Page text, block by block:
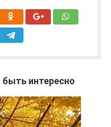
интересно